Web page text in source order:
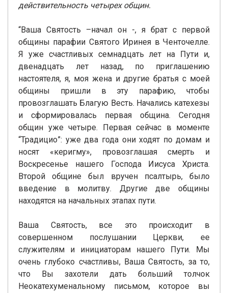
действительность четырех общин.
“Ваша Святость –начал он -, я брат с первой
общины парафии Святого Иринея в Ченточелле.
Я уже счастливых семнадцать лет на Пути и,
двенадцать лет назад, по приглашению
настоятеля, я, моя жена и другие братья с моей
общины пришли в эту парафию, чтобы
провозглашать Благую Весть. Начались катехезы
и сформировалась первая община. Сегодня
общин уже четыре. Первая сейчас в моменте
“Традицио”: уже два года они ходят по домам и
носят «керигму», провозглашая смерть и
Воскресенье нашего Господа Иисуса Христа.
Второй общине был вручен псалтырь, было
введение в молитву. Другие две общины
находятся на начальных этапах пути.
Ваша Святость, все это происходит в
совершенном послушании Церкви, ее
служителям и инициаторам нашего Пути. Мы
очень глубоко счастливы, Ваша Святость, за то,
что Вы захотели дать больший толчок
Неокатехуменальному письмом, которое вы